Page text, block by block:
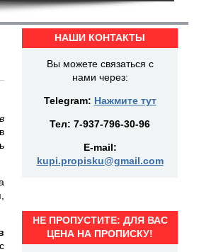
НАШИ КОНТАКТЫ
Вы можете связаться с
нами через:
Telegram: Нажмите тут
Тел: 7-937-796-30-96
E-mail:
kupi.propisku@gmail.com
НЕ ПРОПУСТИТЕ: ДЛЯ ВАС
ЦЕНА НА ПРОПИСКУ!